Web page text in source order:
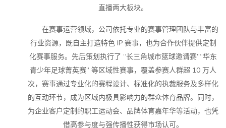
直播两大板块。
在赛事运营领域，公司依托专业的赛事管理团队与丰富的
行业资源，既自主打造特色 IP 赛事，也为合作伙伴提供定制
化赛事服务。先后策划执行了 “长三角城市篮球邀请赛”“华东
青少年足球菁英赛” 等区域性赛事，覆盖参赛人群超 10 万人
次，赛事通过专业化的赛程设计、标准化的执裁服务及多样化
的互动环节，成为区域内极具影响力的群众体育品牌。同时，
为企业客户定制的职工运动会、品牌体育嘉年华等活动，也凭
借高参与度与强传播性获得市场认可。